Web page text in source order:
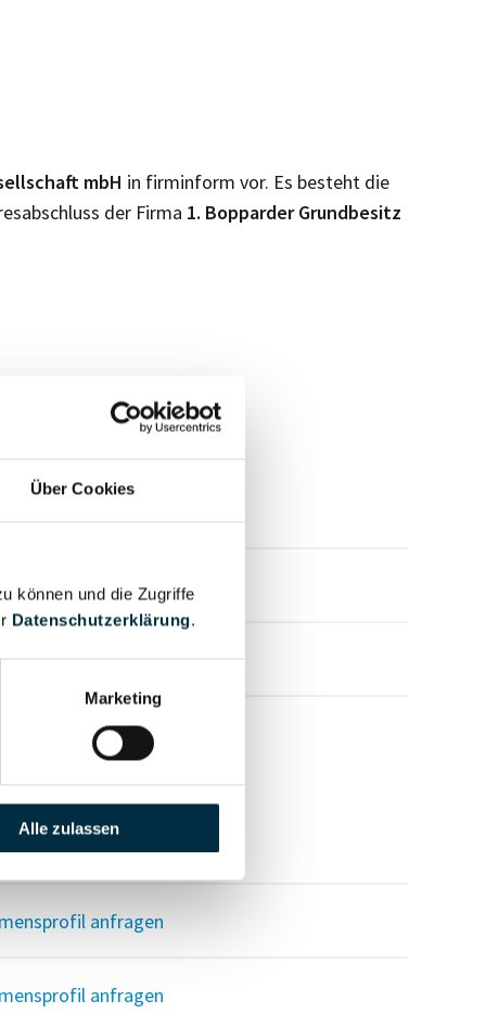
Über Cookies
können und die Zugriffe
Datenschutzerklärung.
Marketing
Alle zulassen
mbH in firminform vor. Es besteht die
der Firma 1. Bopparder Grundbesitz
anfragen
anfragen
anfragen
anfragen
anfragen